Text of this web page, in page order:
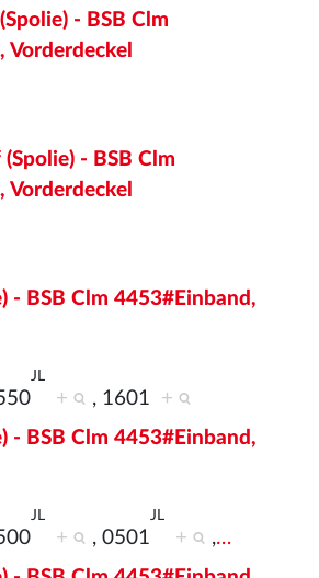
- BSB Clm
Vorderdeckel
- BSB Clm
Vorderdeckel
- BSB Clm 4453#Einband,
JL
+ , 1601 +
- BSB Clm 4453#Einband,
JL
+ , 0501
JL
+ ,…